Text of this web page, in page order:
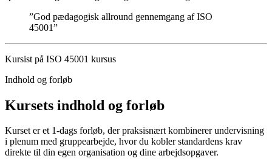
”God pædagogisk allround gennemgang af ISO
45001”
Kursist på ISO 45001 kursus
Indhold og forløb
Kursets indhold og forløb
Kurset er et 1-dags forløb, der praksisnært kombinerer undervisning
i plenum med gruppearbejde, hvor du kobler standardens krav
direkte til din egen organisation og dine arbejdsopgaver.